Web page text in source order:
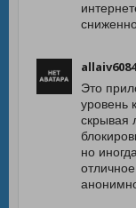
Это
уровень
скрывая
но